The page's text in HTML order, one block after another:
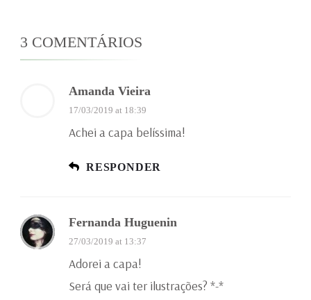
3 COMENTÁRIOS
Amanda Vieira
17/03/2019 at 18:39
Achei a capa belíssima!
RESPONDER
Fernanda Huguenin
27/03/2019 at 13:37
Adorei a capa!
Será que vai ter ilustrações? *-*